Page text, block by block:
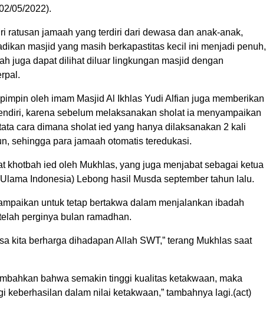
05/2022).
ratusan jamaah yang terdiri dari dewasa dan anak-anak,
masjid yang masih berkapastitas kecil ini menjadi penuh,
juga dapat dilihat diluar lingkungan masjid dengan
oleh imam Masjid Al Ikhlas Yudi Alfian juga memberikan
karena sebelum melaksanakan sholat ia menyampaikan
cara dimana sholat ied yang hanya dilaksanakan 2 kali
sehingga para jamaah otomatis teredukasi.
khotbah ied oleh Mukhlas, yang juga menjabat sebagai ketua
Indonesia) Lebong hasil Musda september tahun lalu.
untuk tetap bertakwa dalam menjalankan ibadah
perginya bulan ramadhan.
kita berharga dihadapan Allah SWT,” terang Mukhlas saat
bahwa semakin tinggi kualitas ketakwaan, maka
keberhasilan dalam nilai ketakwaan,” tambahnya lagi.(act)